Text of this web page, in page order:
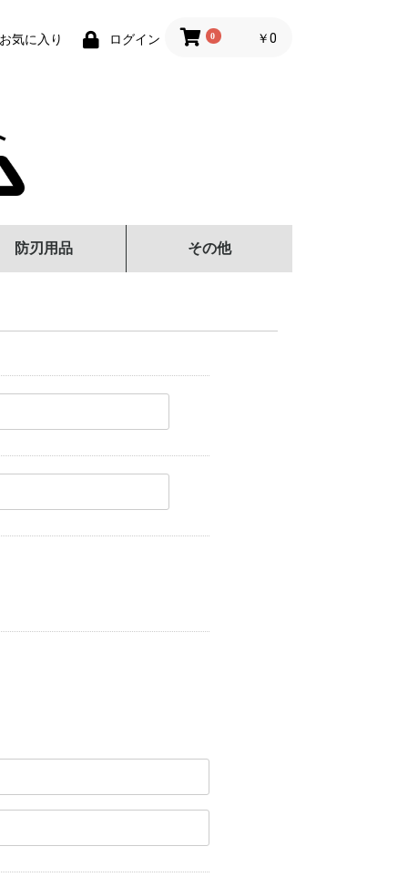
お気に入り ログイン 0 ￥0
防刃用品 その他